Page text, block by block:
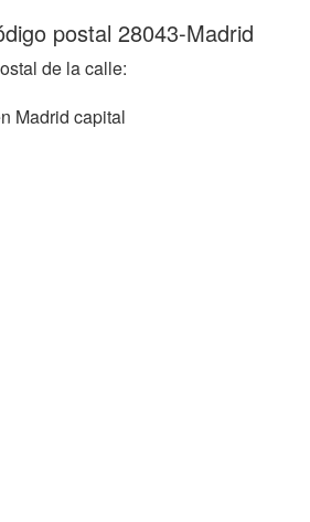
postal 28043-Madrid
de la calle:
Madrid capital